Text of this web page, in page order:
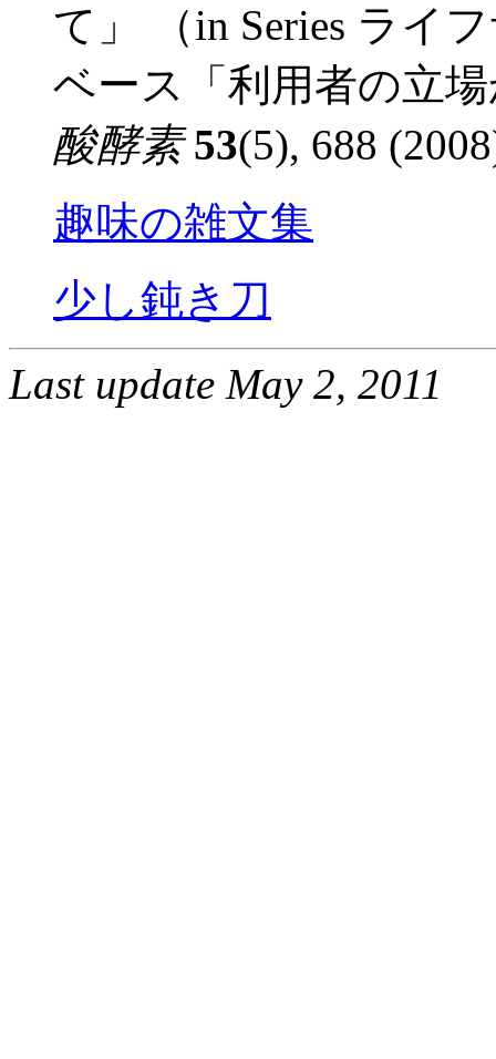
て」 （in Series ライ
ベース「利用者の立
酸酵素 53(5), 688
趣味の雑文集
少し鈍き刀
Last update May 2, 2011